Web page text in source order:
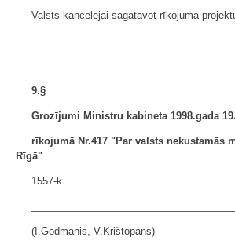
Valsts kancelejai sagatavot rīkojuma
9.§
Grozījumi Ministru kabineta 1998.gada
rīkojumā Nr.417 "Par valsts nekustamās
Rīgā"
1557-k
(I.Godmanis, V.Krištopans)